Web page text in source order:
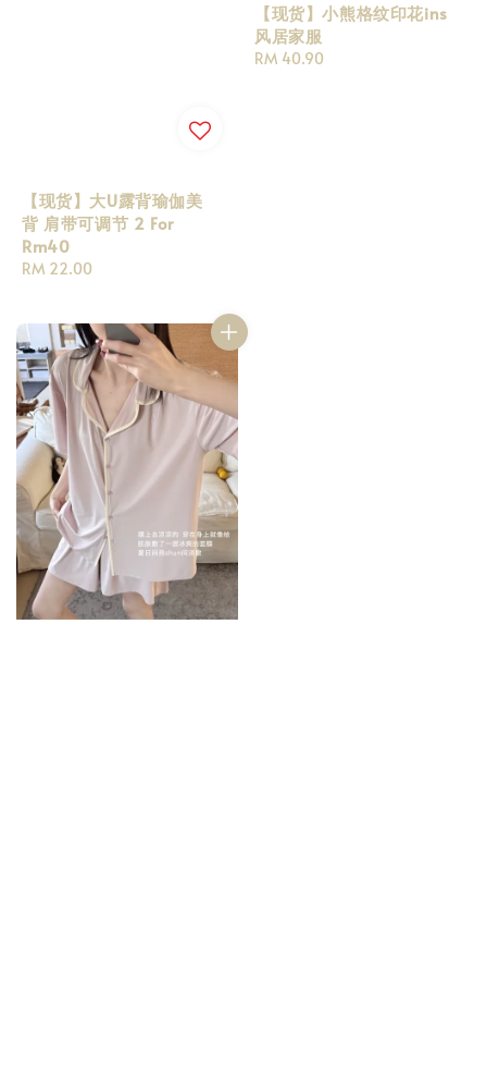
【现货】大U露背瑜伽美
背 肩带可调节 2 For
Rm40
Regular
RM 22.00
【现货】小熊格纹印花ins
风居家服
Regular
RM 40.90